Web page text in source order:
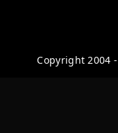
Copyright 2004